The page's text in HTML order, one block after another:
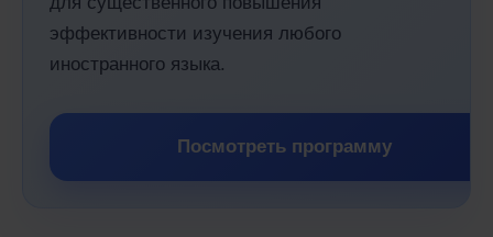
эффективности изучения любого
иностранного языка.
Посмотреть программу